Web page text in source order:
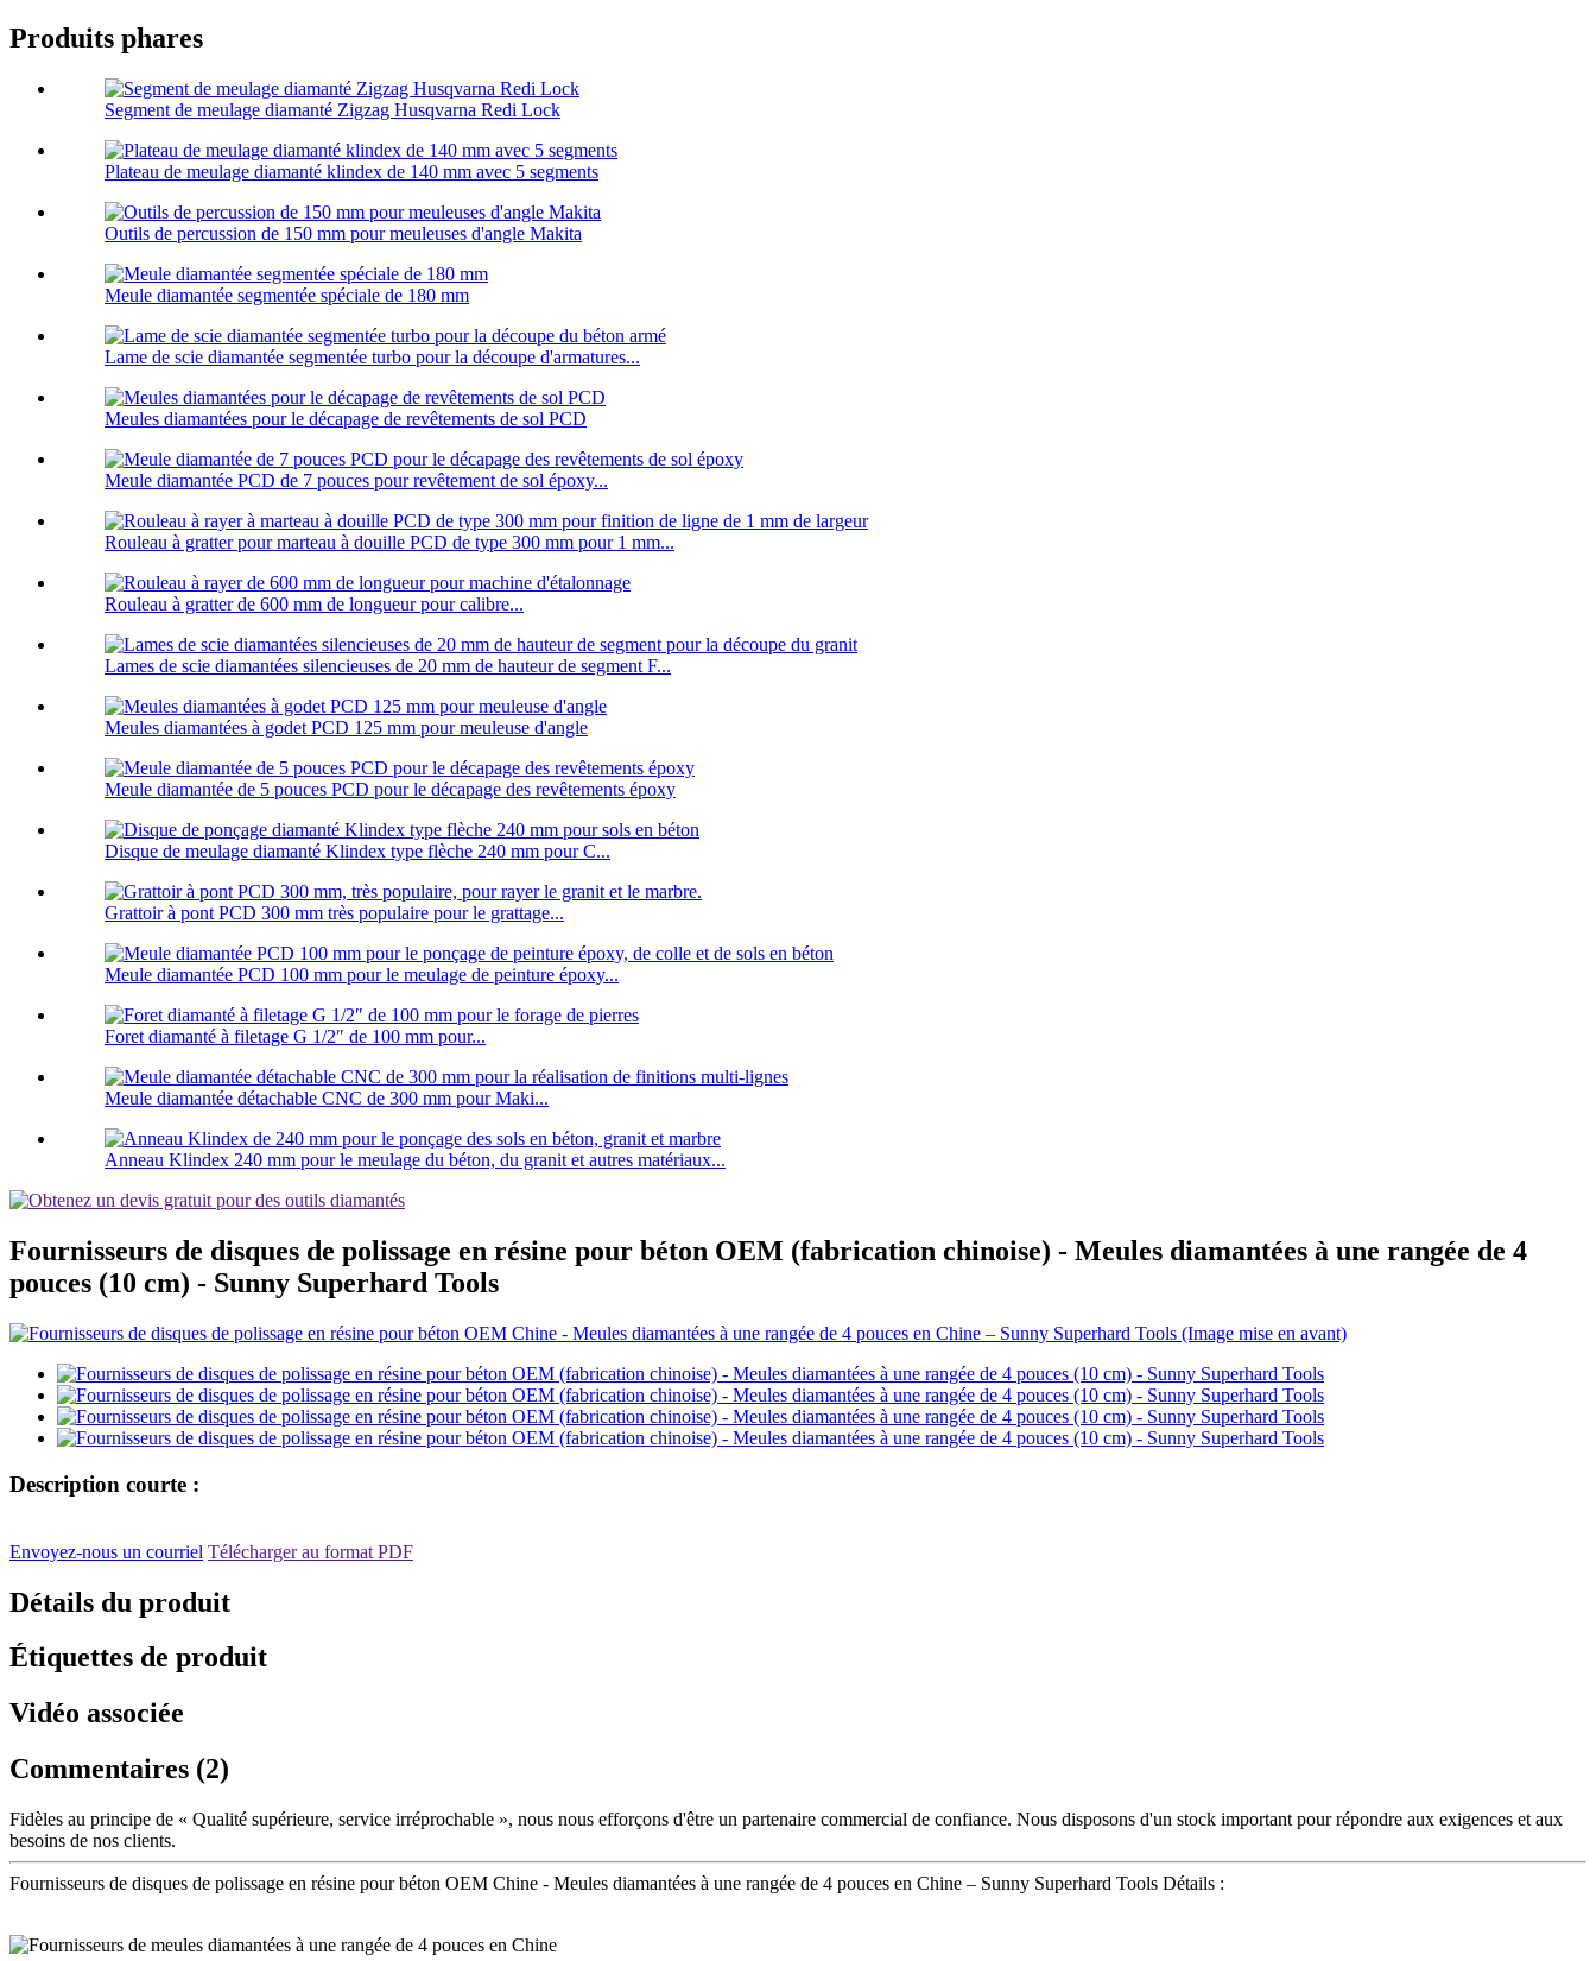
Produits phares
Segment de meulage diamanté Zigzag Husqvarna Redi Lock
Plateau de meulage diamanté klindex de 140 mm avec 5 segments
Outils de percussion de 150 mm pour meuleuses d'angle Makita
Meule diamantée segmentée spéciale de 180 mm
Lame de scie diamantée segmentée turbo pour la découpe d'armatures...
Meules diamantées pour le décapage de revêtements de sol PCD
Meule diamantée PCD de 7 pouces pour revêtement de sol époxy...
Rouleau à gratter pour marteau à douille PCD de type 300 mm pour 1 mm...
Rouleau à gratter de 600 mm de longueur pour calibre...
Lames de scie diamantées silencieuses de 20 mm de hauteur de segment F...
Meules diamantées à godet PCD 125 mm pour meuleuse d'angle
Meule diamantée de 5 pouces PCD pour le décapage des revêtements époxy
Disque de meulage diamanté Klindex type flèche 240 mm pour C...
Grattoir à pont PCD 300 mm très populaire pour le grattage...
Meule diamantée PCD 100 mm pour le meulage de peinture époxy...
Foret diamanté à filetage G 1/2″ de 100 mm pour...
Meule diamantée détachable CNC de 300 mm pour Maki...
Anneau Klindex 240 mm pour le meulage du béton, du granit et autres matériaux...
Fournisseurs de disques de polissage en résine pour béton OEM (fabrication chinoise) - Meules diamantées à une rangée de 4
pouces (10 cm) - Sunny Superhard Tools
Description courte :
Envoyez-nous un courriel Télécharger au format PDF
Détails du produit
Étiquettes de produit
Vidéo associée
Commentaires (2)
Fidèles au principe de « Qualité supérieure, service irréprochable », nous nous efforçons d'être un partenaire commercial de confiance. Nous disposons d'un stock important pour répondre aux exigences et aux
besoins de nos clients.
Fournisseurs de disques de polissage en résine pour béton OEM Chine - Meules diamantées à une rangée de 4 pouces en Chine – Sunny Superhard Tools Détails :